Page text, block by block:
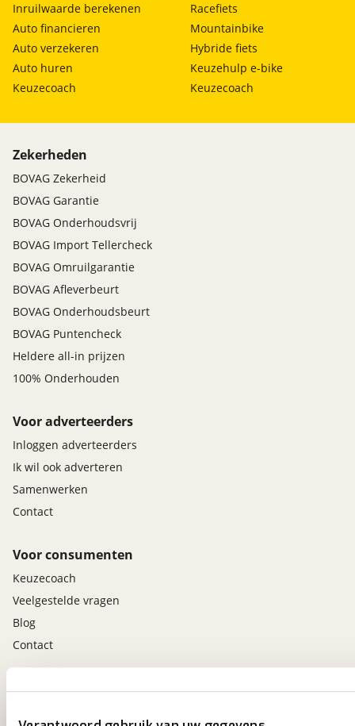
Inruilwaarde berekenen
Auto financieren
Auto verzekeren
Auto huren
Keuzecoach
Racefiets
Mountainbike
Hybride fiets
Keuzehulp e-bike
Keuzecoach
Zekerheden
BOVAG Zekerheid
BOVAG Garantie
BOVAG Onderhoudsvrij
BOVAG Import Tellercheck
BOVAG Omruilgarantie
BOVAG Afleverbeurt
BOVAG Onderhoudsbeurt
BOVAG Puntencheck
Heldere all-in prijzen
100% Onderhouden
Voor adverteerders
Inloggen adverteerders
Ik wil ook adverteren
Samenwerken
Contact
Voor consumenten
Keuzecoach
Veelgestelde vragen
Blog
Contact
viaBOVAG.nl app
Altijd het meest recente aanbod bij de hand.